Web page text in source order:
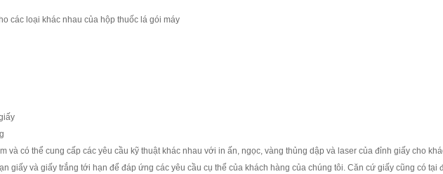
các loại khác nhau của hộp thuốc lá gói máy
và có thể cung cấp các yêu cầu kỹ thuật khác nhau với in ấn, ngọc, vàng thủng dập và laser của đỉnh giấy cho
giấy và giấy trắng tới hạn để đáp ứng các yêu cầu cụ thể của khách hàng của chúng tôi. Căn cứ giấy cũng có tại